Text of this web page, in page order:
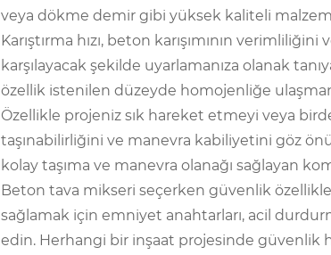
veya dökme demir gibi yüksek kaliteli
Karıştırma hızı, beton karışımının
karşılayacak şekilde uyarlamanıza olanak
özellik istenilen düzeyde homojenliğe
Özellikle projeniz sık hareket etmeyi veya
taşınabilirliğini ve manevra kabiliyetini göz
kolay taşıma ve manevra olanağı sağlayan
Beton tava mikseri seçerken güvenlik
sağlamak için emniyet anahtarları, acil
edin. Herhangi bir inşaat projesinde güvenlik